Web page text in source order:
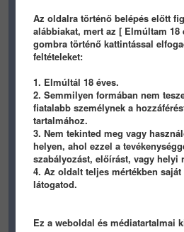
kurva eletbe, kar, hogy
(22:01:19) (@prinyo) ez
(22:01:21) (bikatoni) te
(22:01:27) (@prinyo)
(22:01:39) (@prinyo) te noob
(22:01:44) (bikatoni) én
filmet meg kicsit játszok
TARTALOM BEÁLLÍTÁSA
HIRDETES
Az oldalra történő belépés előtt
alábbiakat, mert az [ Elmúltam 18
gombra történő kattintással
feltételeket:
1. Elmúltál 18 éves.
2. Semmilyen formában nem
fiatalabb személynek a
tartalmához.
3. Nem tekinted meg vagy
helyen, ahol ezzel a
szabályozást, előírást, vagy helyi
4. Az oldalt teljes mértékben
látogatod.
Ez a weboldal és médiatartalmai